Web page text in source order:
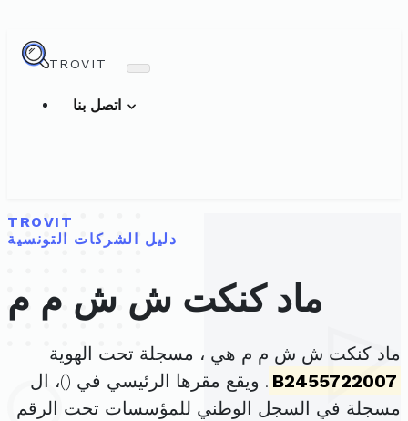
TROVIT
TROVIT
دليل الشركات التونسية
ماد كنكت ش ش م م
ماد كنكت ش ش م م هي ، مسجلة تحت الهوية
B2455722007 . ويقع مقرها الرئيسي في ()، ال
مسجلة في السجل الوطني للمؤسسات تحت الرقم